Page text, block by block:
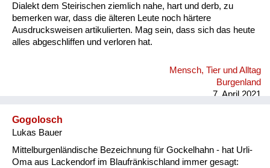
Dialekt dem Steirischen ziemlich nahe, hart und derb, zu
bemerken war, dass die älteren Leute noch härtere
Ausdrucksweisen artikulierten. Mag sein, dass sich das heute
alles abgeschliffen und verloren hat.
Mensch, Tier und Alltag
Burgenland
7. April 2021
Gogolosch
Lukas Bauer
Mittelburgenländische Bezeichnung für Gockelhahn - hat Urli-
Oma aus Lackendorf im Blaufränkischland immer gesagt: